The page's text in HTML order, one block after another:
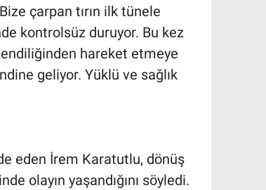
çarpan tırın ilk tünele
kontrolsüz duruyor. Bu kez
hareket etmeye
geliyor. Yüklü ve sağlık
eden İrem Karatutlu, dönüş
olayın yaşandığını söyledi.